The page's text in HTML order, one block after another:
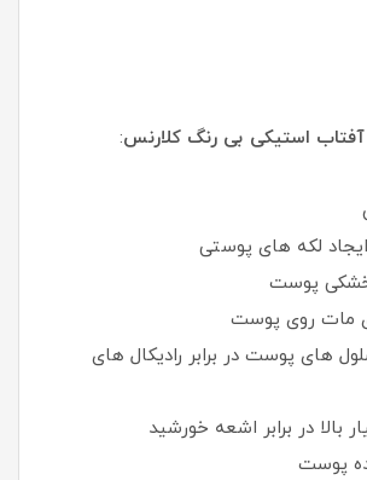
استیکی بی رنگ کلارنس:
لکه های پوستی
خشکی پوست
مات روی پوست
های پوست در برابر رادیکال های
بالا در برابر اشعه خورشید
پوست